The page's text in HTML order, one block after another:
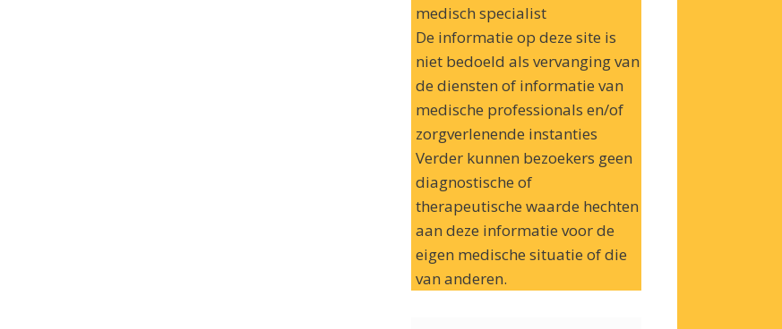
medisch specialist
De informatie op deze site is
niet bedoeld als vervanging van
de diensten of informatie van
medische professionals en/of
zorgverlenende instanties
Verder kunnen bezoekers geen
diagnostische of
therapeutische waarde hechten
aan deze informatie voor de
eigen medische situatie of die
van anderen.